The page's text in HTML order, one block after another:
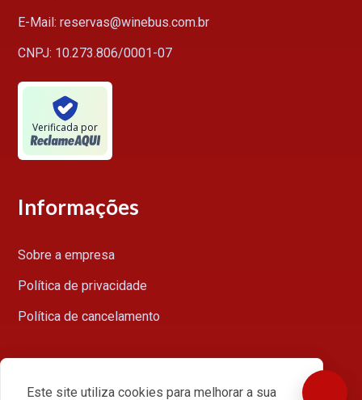
E-Mail: reservas@winebus.com.br
CNPJ: 10.273.806/0001-07
Verificada por
Informações
Sobre a empresa
Política de privacidade
Política de cancelamento
Este site utiliza cookies para melhorar a sua